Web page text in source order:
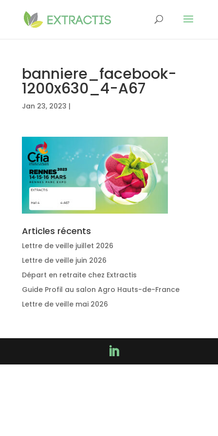
banniere_facebook-
1200x630_4-A67
Jan 23, 2023 |
Articles récents
Lettre de veille juillet 2026
Lettre de veille juin 2026
Départ en retraite chez Extractis
Guide Profil au salon Agro Hauts-de-France
Lettre de veille mai 2026